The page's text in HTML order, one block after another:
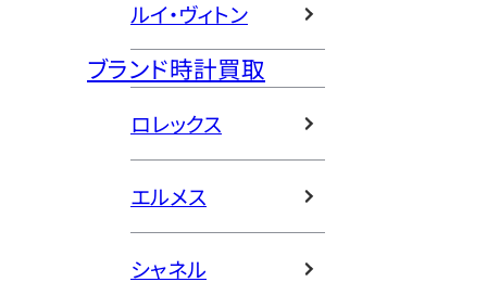
ルイ・ヴィトン
ブランド時計買取
ロレックス
エルメス
シャネル